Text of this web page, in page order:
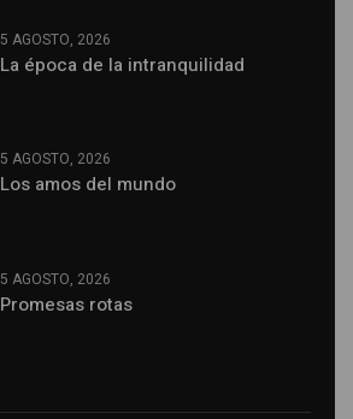
5 AGOSTO, 2026
La época de la intranquilidad
5 AGOSTO, 2026
Los amos del mundo
5 AGOSTO, 2026
Promesas rotas